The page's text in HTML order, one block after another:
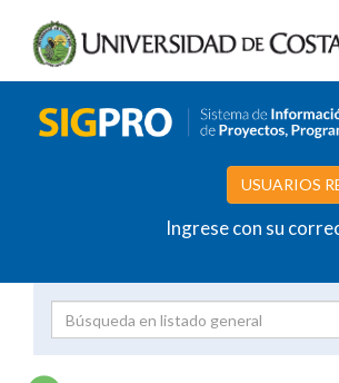
USUARIOS
Ingrese con su